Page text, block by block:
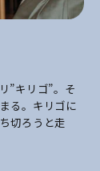
”キリゴ”。そ
る。キリゴに
切ろうと走